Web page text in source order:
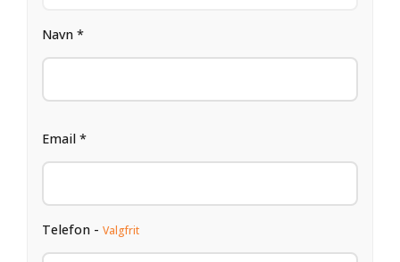
Navn *
Email *
Telefon - Valgfrit